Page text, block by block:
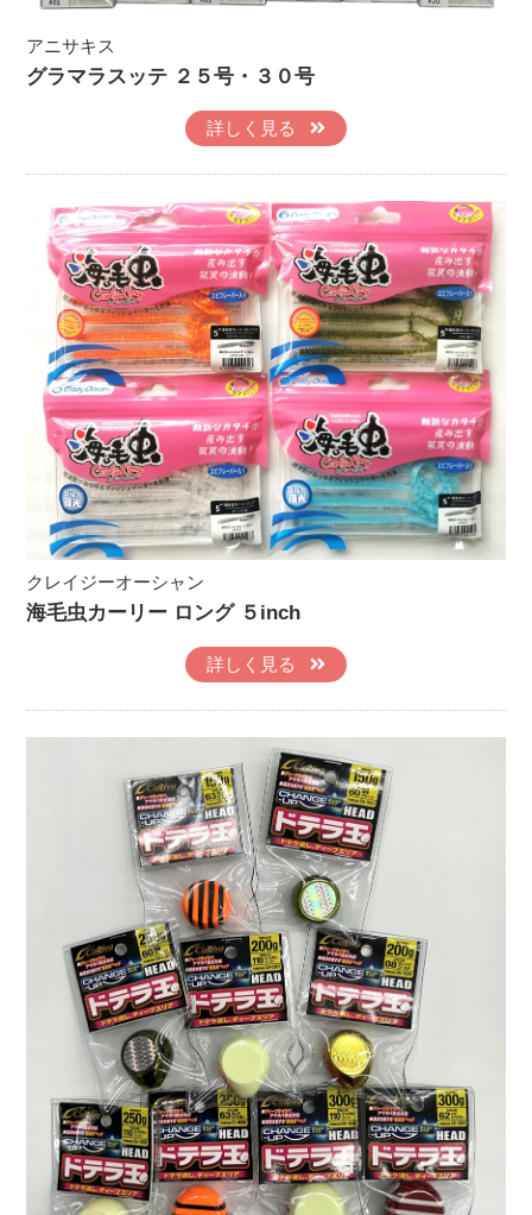
アニサキス
グラマラスッテ ２５号・３０号
詳しく見る
クレイジーオーシャン
海毛虫カーリー ロング ５inch
詳しく見る